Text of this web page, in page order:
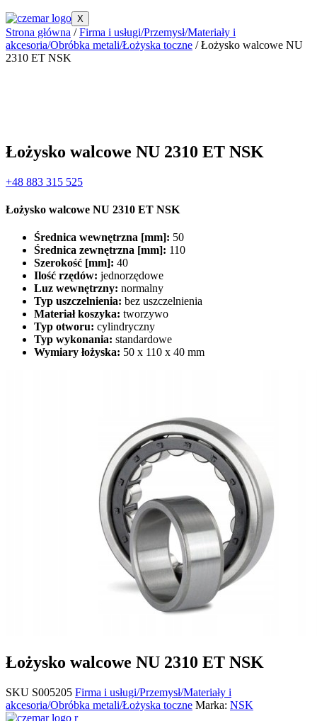
X
Strona główna /Firma i usługi/Przemysł/Materiały i
akcesoria/Obróbka metali/Łożyska toczne / Łożysko walcowe NU
2310 ET NSK
Łożysko walcowe NU 2310 ET NSK
+48 883 315 525
Łożysko walcowe NU 2310 ET NSK
Średnica wewnętrzna [mm]: 50
Średnica zewnętrzna [mm]: 110
Szerokość [mm]: 40
Ilość rzędów: jednorzędowe
Luz wewnętrzny: normalny
Typ uszczelnienia: bez uszczelnienia
Materiał koszyka: tworzywo
Typ otworu: cylindryczny
Typ wykonania: standardowe
Wymiary łożyska: 50 x 110 x 40 mm
Łożysko walcowe NU 2310 ET NSK
SKU S005205 Firma i usługi/Przemysł/Materiały i
akcesoria/Obróbka metali/Łożyska toczne Marka: NSK